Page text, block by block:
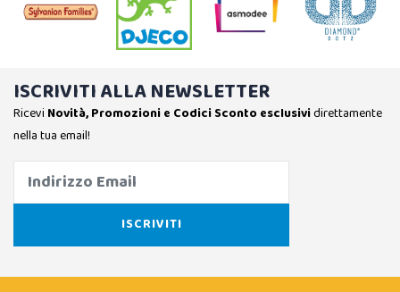
ISCRIVITI ALLA NEWSLETTER
Ricevi Novità, Promozioni e Codici Sconto esclusividirettamente
nella tua email!